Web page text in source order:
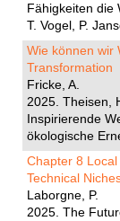
Fähigkeiten die
T. Vogel, P.
Wie können wir
Transformation
Fricke, A.
2025. Theisen,
Inspirierende
ökologische
Chapter 8
Technical
Laborgne, P.
2025. The